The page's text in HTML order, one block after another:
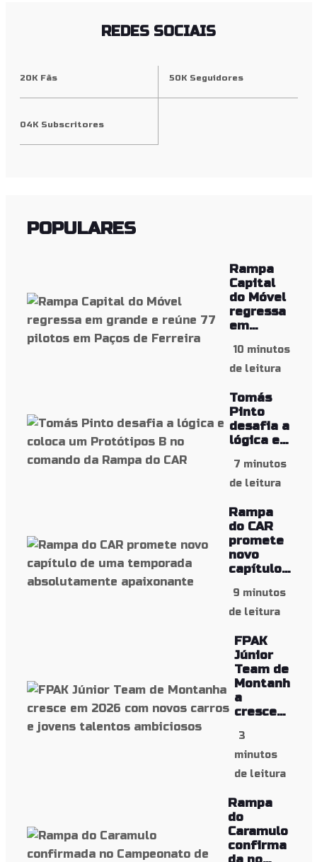
REDES SOCIAIS
20K Fãs 50K Seguidores
04K Subscritores
POPULARES
Rampa
Capital
do Móvel
regressa
em...
10 minutos
de leitura
Tomás
Pinto
desafia a
lógica e...
7 minutos
de leitura
Rampa
do CAR
promete
novo
capítulo...
9 minutos
de leitura
FPAK
Júnior
Team de
Montanh
a
cresce...
3
minutos
de leitura
Rampa
do
Caramulo
confirma